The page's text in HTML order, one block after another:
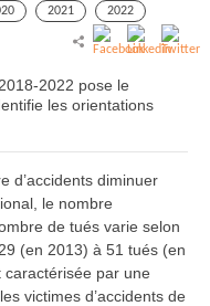
2021 2022
2022 pose le
les orientations
d’accidents diminuer
le nombre
de tués varie selon
(en 2013) à 51 tués (en
caractérisée par une
victimes d’accidents de